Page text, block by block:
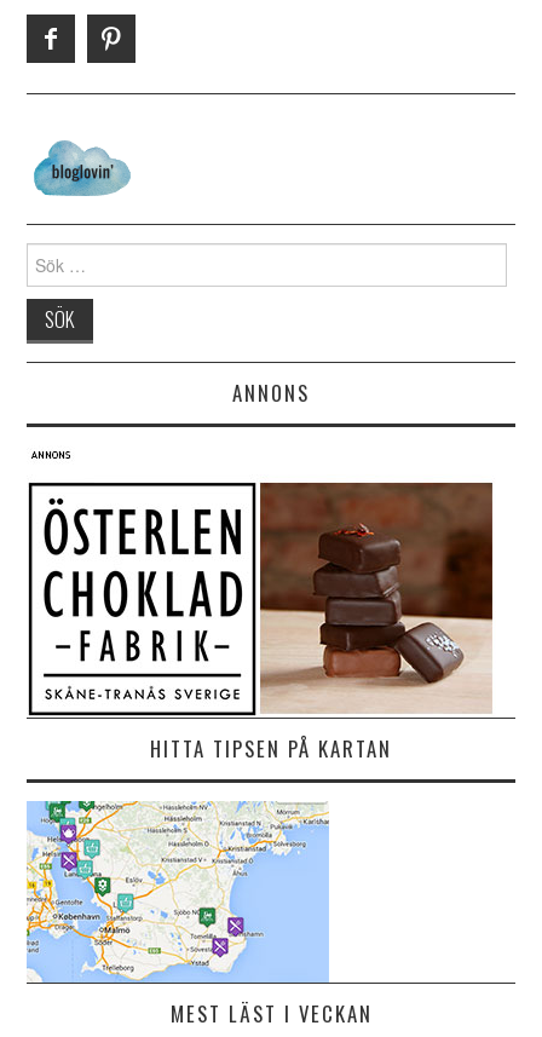
Search for:
ANNONS
HITTA TIPSEN PÅ KARTAN
MEST LÄST I VECKAN